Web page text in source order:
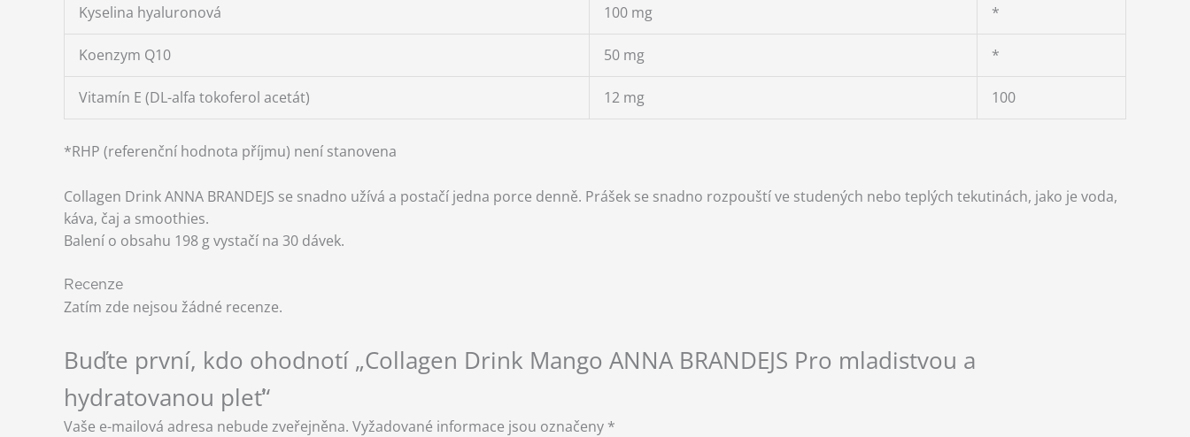
Kyselina hyaluronová 100 mg *
Koenzym Q10 50 mg *
Vitamín E (DL-alfa tokoferol acetát) 12 mg 100
*RHP (referenční hodnota příjmu) není stanovena
Collagen Drink ANNA BRANDEJS se snadno užívá a postačí jedna porce denně. Prášek se snadno rozpouští ve studených nebo teplých tekutinách, jako je voda,
káva, čaj a smoothies.
Balení o obsahu 198 g vystačí na 30 dávek.
Recenze
Zatím zde nejsou žádné recenze.
Buďte první, kdo ohodnotí „Collagen Drink Mango ANNA BRANDEJS Pro mladistvou a
hydratovanou pleť“
Vaše e-mailová adresa nebude zveřejněna. Vyžadované informace jsou označeny *